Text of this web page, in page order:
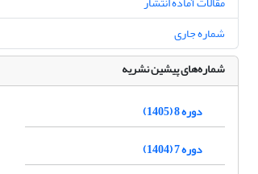
شماره جاری
شماره‌های پیشین نشریه
دوره 8 (1405)
دوره 7 (1404)